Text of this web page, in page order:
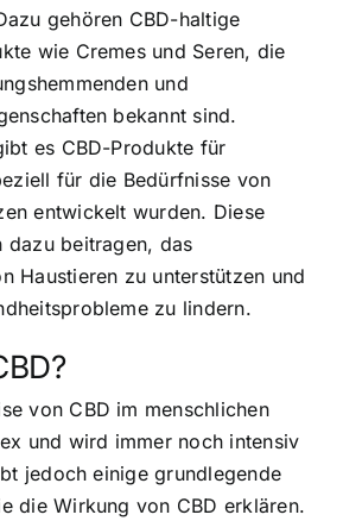
gehören CBD-haltige
wie Cremes und Seren, die
und
bekannt sind.
es CBD-Produkte für
für die Bedürfnisse von
entwickelt wurden. Diese
dazu beitragen, das
Haustieren zu unterstützen und
zu lindern.
von CBD im menschlichen
und wird immer noch intensiv
jedoch einige grundlegende
die Wirkung von CBD erklären.